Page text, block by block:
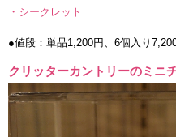
・シークレット
●値段：単品1,200円、6個入り
クリッターカントリーのミニ